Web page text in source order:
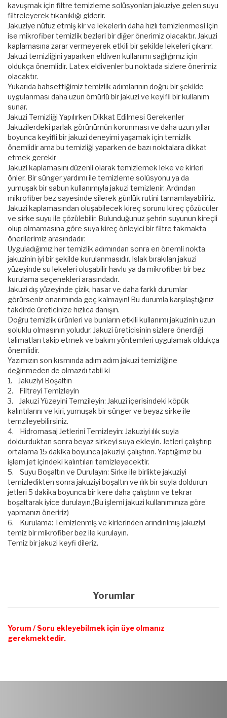
kavuşmak için filtre temizleme solüsyonları jakuziye gelen suyu
filtreleyerek tıkanıklığı giderir.
Jakuziye nüfuz etmiş kir ve lekelerin daha hızlı temizlenmesi için
ise mikrofiber temizlik bezleri bir diğer önerimiz olacaktır. Jakuzi
kaplamasına zarar vermeyerek etkili bir şekilde lekeleri çıkarır.
Jakuzi temizliğini yaparken eldiven kullanımı sağlığımız için
oldukça önemlidir. Latex eldivenler bu noktada sizlere önerimiz
olacaktır.
Yukarıda bahsettiğimiz temizlik adımlarının doğru bir şekilde
uygulanması daha uzun ömürlü bir jakuzi ve keyifli bir kullanım
sunar.
Jakuzi Temizliği Yapılırken Dikkat Edilmesi Gerekenler
Jakuzilerdeki parlak görünümün korunması ve daha uzun yıllar
boyunca keyifli bir jakuzi deneyimi yaşamak için temizlik
önemlidir ama bu temizliği yaparken de bazı noktalara dikkat
etmek gerekir
Jakuzi kaplamasını düzenli olarak temizlemek leke ve kirleri
önler. Bir sünger yardımı ile temizleme solüsyonu ya da
yumuşak bir sabun kullanımıyla jakuzi temizlenir. Ardından
mikrofiber bez sayesinde silerek günlük rutini tamamlayabiliriz.
Jakuzi kaplamasından oluşabilecek kireç sorunu kireç çözücüler
ve sirke suyu ile çözülebilir. Bulunduğunuz şehrin suyunun kireçli
olup olmamasına göre suya kireç önleyici bir filtre takmakta
önerilerimiz arasındadır.
Uyguladığımız her temizlik adımından sonra en önemli nokta
jakuzinin iyi bir şekilde kurulanmasıdır. Islak bırakılan jakuzi
yüzeyinde su lekeleri oluşabilir havlu ya da mikrofiber bir bez
kurulama seçenekleri arasındadır.
Jakuzi dış yüzeyinde çizik, hasar ve daha farklı durumlar
görürseniz onarımında geç kalmayın! Bu durumla karşılaştığınız
takdirde üreticinize hızlıca danışın.
Doğru temizlik ürünleri ve bunların etkili kullanımı jakuzinin uzun
soluklu olmasının yoludur. Jakuzi üreticisinin sizlere önerdiği
talimatları takip etmek ve bakım yöntemleri uygulamak oldukça
önemlidir.
Yazımızın son kısmında adım adım jakuzi temizliğine
değinmeden de olmazdı tabii ki
1. Jakuziyi Boşaltın
2. Filtreyi Temizleyin
3. Jakuzi Yüzeyini Temzileyin: Jakuzi içerisindeki köpük
kalıntılarını ve kiri, yumuşak bir sünger ve beyaz sirke ile
temzileyebilirsiniz.
4. Hidromasaj Jetlerini Temizleyin: Jakuziyi ılık suyla
doldurduktan sonra beyaz sirkeyi suya ekleyin. Jetleri çalıştırıp
ortalama 15 dakika boyunca jakuziyi çalıştırın. Yaptığımız bu
işlem jet içindeki kalıntıları temizleyecektir.
5. Suyu Boşaltın ve Durulayın: Sirke ile birlikte jakuziyi
temizledikten sonra jakuziyi boşaltın ve ılık bir suyla doldurun
jetleri 5 dakika boyunca bir kere daha çalıştırın ve tekrar
boşaltarak iyice durulayın.(Bu işlemi jakuzi kullanımınıza göre
yapmanızı öneririz)
6. Kurulama: Temizlenmiş ve kirlerinden arındırılmış jakuziyi
temiz bir mikrofiber bez ile kurulayın.
Temiz bir jakuzi keyfi dileriz.
Yorumlar
Yorum / Soru ekleyebilmek için üye olmanız
gerekmektedir.